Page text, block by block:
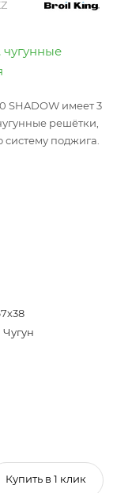
чугунные
SHADOW имеет 3
решётки,
поджига.
Чугун
Купить в 1 клик